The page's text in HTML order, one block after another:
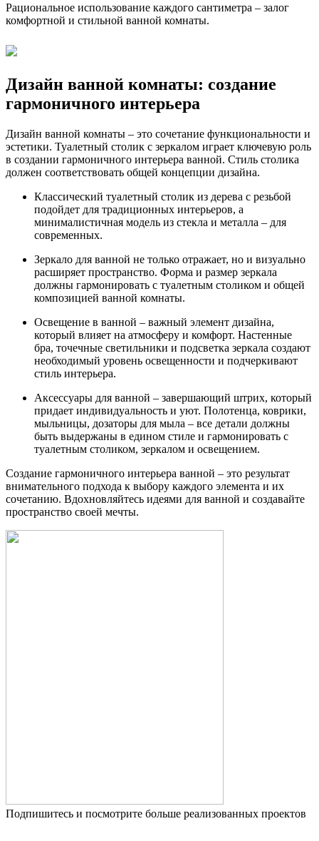
Рациональное использование каждого сантиметра – залог
комфортной и стильной ванной комнаты.
Дизайн ванной комнаты: создание
гармоничного интерьера
Дизайн ванной комнаты – это сочетание функциональности и
эстетики. Туалетный столик с зеркалом играет ключевую роль
в создании гармоничного интерьера ванной. Стиль столика
должен соответствовать общей концепции дизайна.
Классический туалетный столик из дерева с резьбой
подойдет для традиционных интерьеров, а
минималистичная модель из стекла и металла – для
современных.
Зеркало для ванной не только отражает, но и визуально
расширяет пространство. Форма и размер зеркала
должны гармонировать с туалетным столиком и общей
композицией ванной комнаты.
Освещение в ванной – важный элемент дизайна,
который влияет на атмосферу и комфорт. Настенные
бра, точечные светильники и подсветка зеркала создают
необходимый уровень освещенности и подчеркивают
стиль интерьера.
Аксессуары для ванной – завершающий штрих, который
придает индивидуальность и уют. Полотенца, коврики,
мыльницы, дозаторы для мыла – все детали должны
быть выдержаны в едином стиле и гармонировать с
туалетным столиком, зеркалом и освещением.
Создание гармоничного интерьера ванной – это результат
внимательного подхода к выбору каждого элемента и их
сочетанию. Вдохновляйтесь идеями для ванной и создавайте
пространство своей мечты.
Подпишитесь и посмотрите больше реализованных проектов